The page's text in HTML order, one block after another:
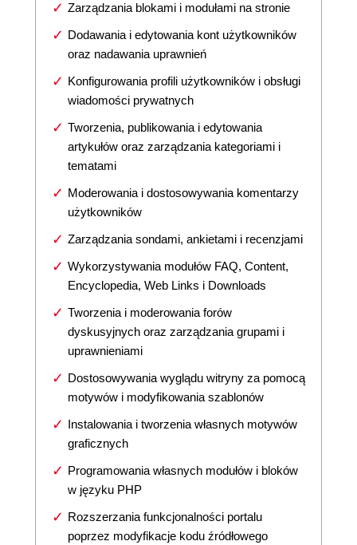
Zarządzania blokami i modułami na stronie
Dodawania i edytowania kont użytkowników
oraz nadawania uprawnień
Konfigurowania profili użytkowników i obsługi
wiadomości prywatnych
Tworzenia, publikowania i edytowania
artykułów oraz zarządzania kategoriami i
tematami
Moderowania i dostosowywania komentarzy
użytkowników
Zarządzania sondami, ankietami i recenzjami
Wykorzystywania modułów FAQ, Content,
Encyclopedia, Web Links i Downloads
Tworzenia i moderowania forów
dyskusyjnych oraz zarządzania grupami i
uprawnieniami
Dostosowywania wyglądu witryny za pomocą
motywów i modyfikowania szablonów
Instalowania i tworzenia własnych motywów
graficznych
Programowania własnych modułów i bloków
w języku PHP
Rozszerzania funkcjonalności portalu
poprzez modyfikacje kodu źródłowego